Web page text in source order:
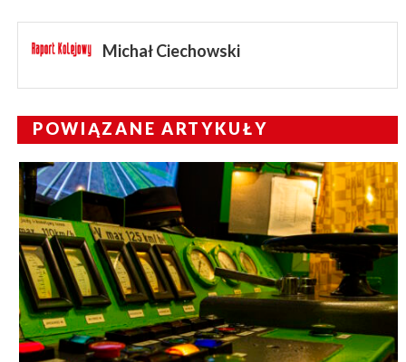
Michał Ciechowski
POWIĄZANE ARTYKUŁY